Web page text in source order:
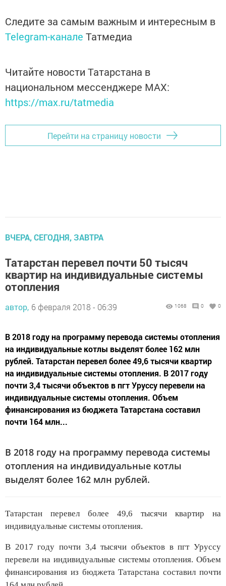
Следите за самым важным и интересным в
Telegram-канале Татмедиа
Читайте новости Татарстана в
национальном мессенджере MАХ:
https://max.ru/tatmedia
Перейти на страницу новости
ВЧЕРА, СЕГОДНЯ, ЗАВТРА
Татарстан перевел почти 50 тысяч
квартир на индивидуальные системы
отопления
автор, 6 февраля 2018 - 06:39 1068 0 0
В 2018 году на программу перевода системы отопления
на индивидуальные котлы выделят более 162 млн
рублей. Татарстан перевел более 49,6 тысячи квартир
на индивидуальные системы отопления. В 2017 году
почти 3,4 тысячи объектов в пгт Уруссу перевели на
индивидуальные системы отопления. Объем
финансирования из бюджета Татарстана составил
почти 164 млн...
В 2018 году на программу перевода системы
отопления на индивидуальные котлы
выделят более 162 млн рублей.
Татарстан перевел более 49,6 тысячи квартир на
индивидуальные системы отопления.
В 2017 году почти 3,4 тысячи объектов в пгт Уруссу
перевели на индивидуальные системы отопления. Объем
финансирования из бюджета Татарстана составил почти